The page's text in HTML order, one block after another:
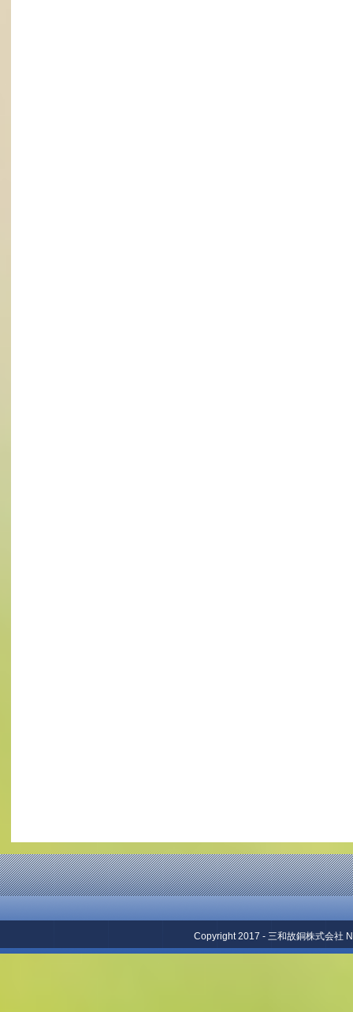
Copyright 2017 - 三和故銅株式会社